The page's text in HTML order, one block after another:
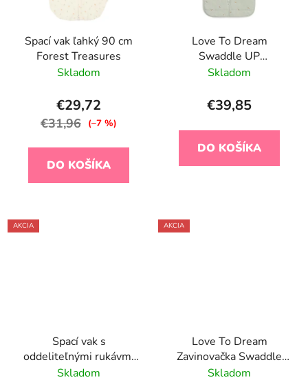
Spací vak ľahký 90 cm
Forest Treasures
Skladom
€29,72
€31,96 (–7 %)
DO KOŠÍKA
Love To Dream
Swaddle UP
Zavinovačka - veľkosť
FÁZA - 2,5 TOG
Skladom
€39,85
DO KOŠÍKA
AKCIA
Spací vak s
oddeliteľnými rukávmi
70 cm Fairy Floral
Skladom
AKCIA
Love To Dream
Zavinovačka Swaddle
UP, veľkosť S,
Skladom